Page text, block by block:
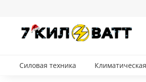
Силовая техника